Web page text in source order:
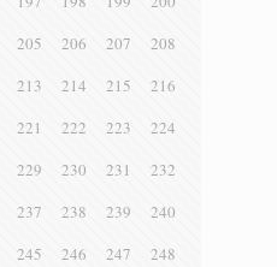
205 206 207
208
213 214 215
216
221 222 223
224
229 230 231
232
237 238 239
240
245 246 247
248